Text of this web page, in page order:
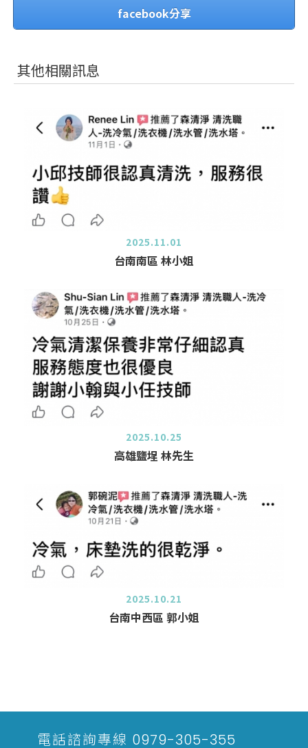
facebook分享
其他相關訊息
2025.11.01
台南南區 林小姐
2025.10.25
高雄鹽埕 林先生
2025.10.21
台南中西區 郭小姐
電話諮詢專線 0979-305-355